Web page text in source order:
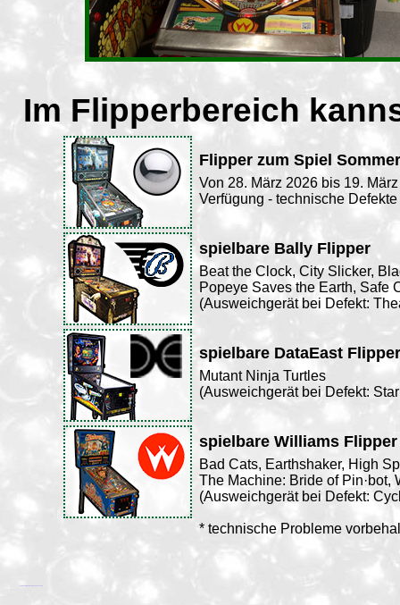
Im Flipperbereich
Flipper zum Spiel
Von 28. März 2026 bis 19.
Verfügung - technische
spielbare Bally Flipper
Beat the Clock, City Slicker,
Popeye Saves the Earth, Safe
(Ausweichgerät bei Defekt:
spielbare DataEast Flipper
Mutant Ninja Turtles
(Ausweichgerät bei Defekt:
spielbare Williams Flipper
Bad Cats, Earthshaker, High
The Machine: Bride of Pin·bot,
(Ausweichgerät bei Defekt:
* technische Probleme